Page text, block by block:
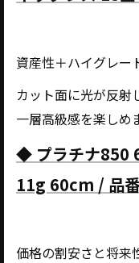
資産性＋ハイグレー
カット面に光が反射
一層高級感を楽しめ
◆ プラチナ850
11g 60cm / 品
価格の割安さと将来